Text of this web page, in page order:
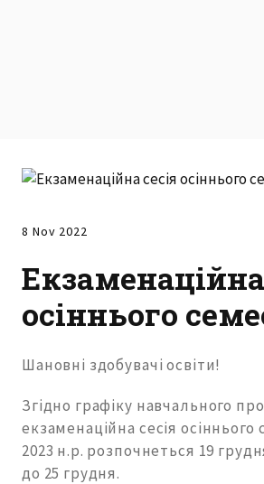
8 Nov 2022
Екзаменаційна
осіннього
Шановні здобувачі освіти!
Згідно графіку навчального
екзаменаційна сесія осіннього
2023 н.р. розпочнеться 19
до 25 грудня.